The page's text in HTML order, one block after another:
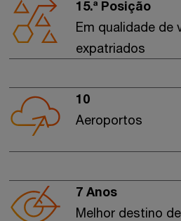
15.ª Posição
Em qualidade de
expatriados
10
Aeroportos
7 Anos
Melhor destino